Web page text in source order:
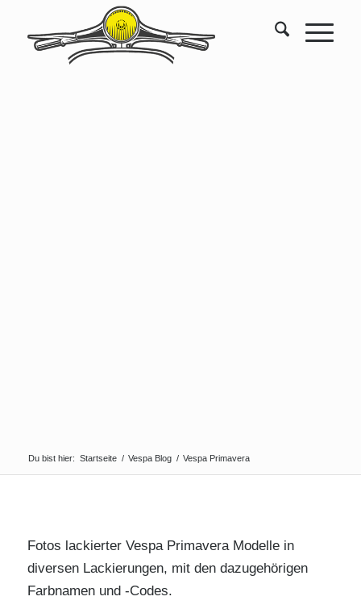
Du bist hier: Startseite / Vespa Blog / Vespa Primavera
Fotos lackierter Vespa Primavera Modelle in
diversen Lackierungen, mit den dazugehörigen
Farbnamen und -Codes.